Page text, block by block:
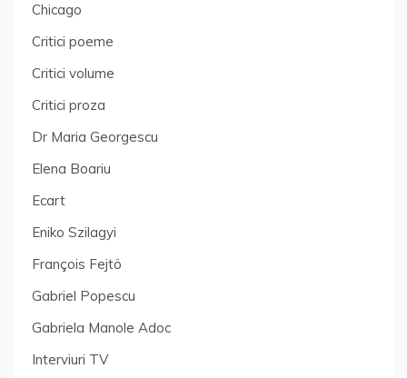
Chicago
Critici poeme
Critici volume
Critici proza
Dr Maria Georgescu
Elena Boariu
Ecart
Eniko Szilagyi
François Fejtö
Gabriel Popescu
Gabriela Manole Adoc
Interviuri TV